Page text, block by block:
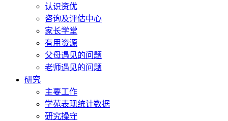
认识资优
咨询及评估中心
家长学堂
有用资源
父母遇见的问题
老师遇见的问题
研究
主要工作
学苑表现统计数据
研究操守